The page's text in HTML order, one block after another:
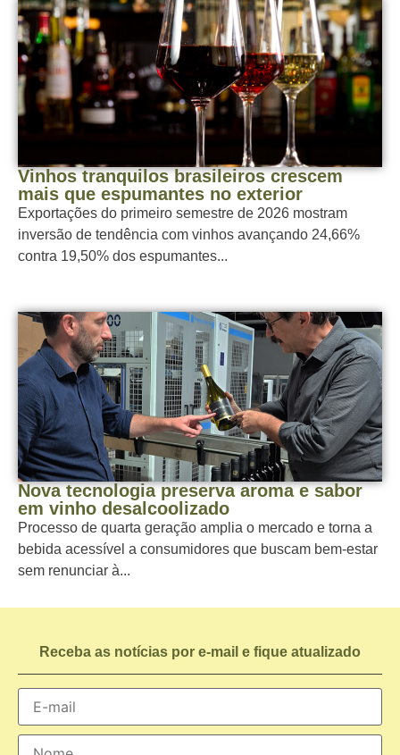
Vinhos tranquilos brasileiros crescem
mais que espumantes no exterior
Exportações do primeiro semestre de 2026 mostram
inversão de tendência com vinhos avançando 24,66%
contra 19,50% dos espumantes...
Nova tecnologia preserva aroma e sabor
em vinho desalcoolizado
Processo de quarta geração amplia o mercado e torna a
bebida acessível a consumidores que buscam bem-estar
sem renunciar à...
Receba as notícias por e-mail e fique atualizado